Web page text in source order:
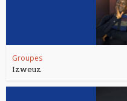
Groupes
Izweuz